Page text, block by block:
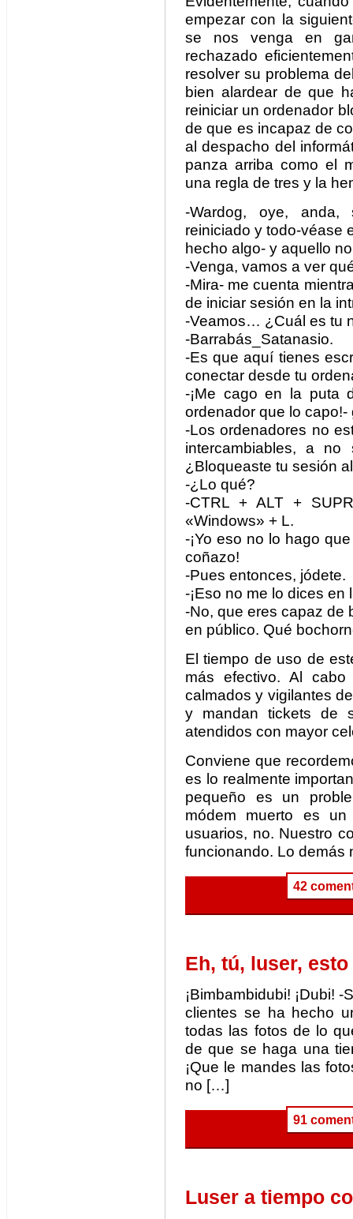
empezar con la
se nos venga en
rechazado
resolver su problema
bien alardear de que
reiniciar un ordenador
de que es incapaz de
al despacho del
panza arriba como el
una regla de tres y la
-Wardog, oye,
reiniciado y todo-véase
hecho algo- y aquello
-Venga, vamos a ver
-Mira- me cuenta
de iniciar sesión en la
-Veamos… ¿Cuál es tu
-Barrabás_Satanasio.
-Es que aquí tienes
conectar desde tu
-¡Me cago en la puta
ordenador que lo capo!-
-Los ordenadores no
intercambiables, a
¿Bloqueaste tu sesión
-¿Lo qué?
-CTRL + ALT +
«Windows» + L.
-¡Yo eso no lo hago
coñazo!
-Pues entonces, jódete.
-¡Eso no me lo dices en
-No, que eres capaz de
en público. Qué
El tiempo de uso de
más efectivo. Al
calmados y vigilantes
y mandan tickets de
atendidos con mayor
Conviene que
es lo realmente
pequeño es un
módem muerto es
usuarios, no. Nuestro
funcionando. Lo demás
42
Eh, tú, luser,
¡Bimbambidubi! ¡Dubi!
clientes se ha hecho
todas las fotos de lo
de que se haga una
¡Que le mandes las
no […]
91
Luser a tiempo